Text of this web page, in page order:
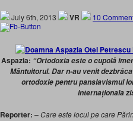
July 6th, 2013 VR 10
Aspazia: “Ortodoxia este o cupolă
Mântuitorul. Dar n-au venit
ortodoxie pentru panslavismul
internaționala
Reporter: – Care este locul pe care